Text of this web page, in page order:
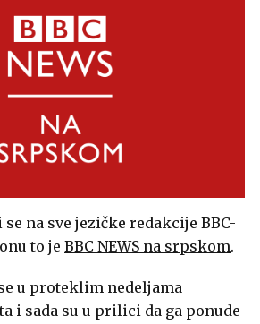
na sve jezičke redakcije BBC-
to je BBC NEWS na srpskom.
u proteklim nedeljama
i sada su u prilici da ga ponude